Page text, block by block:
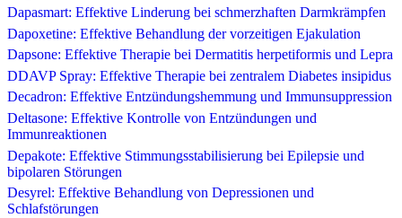
Dapasmart: Effektive Linderung bei schmerzhaften Darmkrämpfen
Dapoxetine: Effektive Behandlung der vorzeitigen Ejakulation
Dapsone: Effektive Therapie bei Dermatitis herpetiformis und Lepra
DDAVP Spray: Effektive Therapie bei zentralem Diabetes insipidus
Decadron: Effektive Entzündungshemmung und Immunsuppression
Deltasone: Effektive Kontrolle von Entzündungen und
Immunreaktionen
Depakote: Effektive Stimmungsstabilisierung bei Epilepsie und
bipolaren Störungen
Desyrel: Effektive Behandlung von Depressionen und
Schlafstörungen